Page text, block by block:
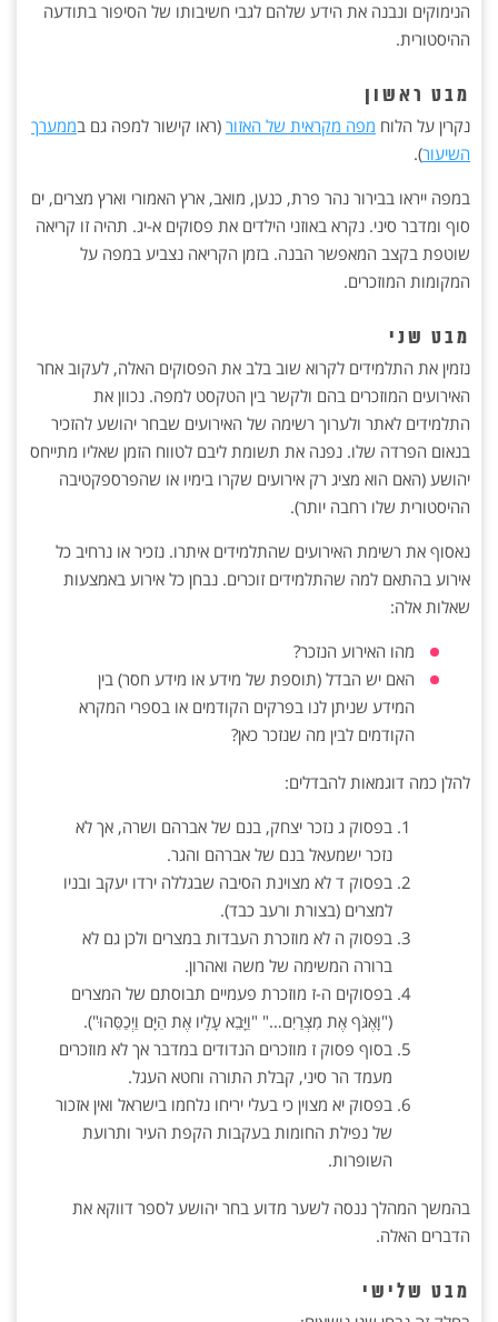
הנימוקים ונבנה את הידע שלהם לגבי חשיבותו של הסיפור בתודעה
ההיסטורית.
מבט ראשון
נקרין על הלוח מפה מקראית של האזור (ראו קישור למפה גם בממערך
השיעור).
במפה ייראו בבירור נהר פרת, כנען, מואב, ארץ האמורי וארץ מצרים, ים
סוף ומדבר סיני. נקרא באוזני הילדים את פסוקים א-יג. תהיה זו קריאה
שוטפת בקצב המאפשר הבנה. בזמן הקריאה נצביע במפה על
המקומות המוזכרים.
מבט שני
נזמין את התלמידים לקרוא שוב בלב את הפסוקים האלה, לעקוב אחר
האירועים המוזכרים בהם ולקשר בין הטקסט למפה. נכוון את
התלמידים לאתר ולערוך רשימה של האירועים שבחר יהושע להזכיר
בנאום הפרדה שלו. נפנה את תשומת ליבם לטווח הזמן שאליו מתייחס
יהושע (האם הוא מציג רק אירועים שקרו בימיו או שהפרספקטיבה
ההיסטורית שלו רחבה יותר).
נאסוף את רשימת האירועים שהתלמידים איתרו. נזכיר או נרחיב כל
אירוע בהתאם למה שהתלמידים זוכרים. נבחן כל אירוע באמצעות
שאלות אלה:
מהו האירוע הנזכר?
האם יש הבדל (תוספת של מידע או מידע חסר) בין
המידע שניתן לנו בפרקים הקודמים או בספרי המקרא
הקודמים לבין מה שנזכר כאן?
להלן כמה דוגמאות להבדלים:
בפסוק ג נזכר יצחק, בנם של אברהם ושרה, אך לא
נזכר ישמעאל בנם של אברהם והגר.
בפסוק ד לא מצוינת הסיבה שבגללה ירדו יעקב ובניו
למצרים (בצורת ורעב כבד).
בפסוק ה לא מוזכרת העבדות במצרים ולכן גם לא
ברורה המשימה של משה ואהרון.
בפסוקים ה-ז מוזכרת פעמיים תבוסתם של המצרים
("וָאֶגֹּף אֶת מִצְרַיִם…" "וַיָּבֵא עָלָיו אֶת הַיָּם וַיְכַסֵּהוּ").
בסוף פסוק ז מוזכרים הנדודים במדבר אך לא מוזכרים
מעמד הר סיני, קבלת התורה וחטא העגל.
בפסוק יא מצוין כי בעלי יריחו נלחמו בישראל ואין אזכור
של נפילת החומות בעקבות הקפת העיר ותרועת
השופרות.
בהמשך המהלך ננסה לשער מדוע בחר יהושע לספר דווקא את
הדברים האלה.
מבט שלישי